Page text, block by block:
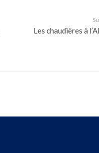
Les chaudières à